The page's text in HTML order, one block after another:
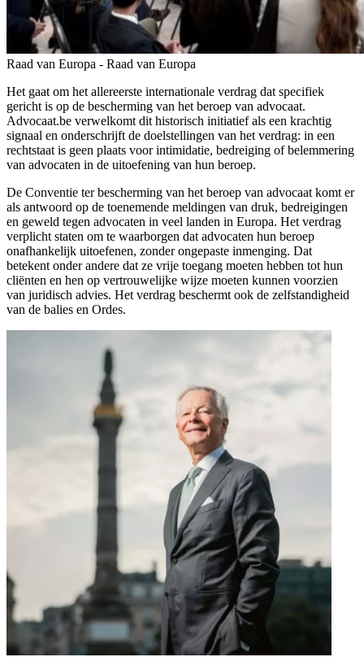
Raad van Europa - Raad van Europa
Het gaat om het allereerste internationale verdrag dat specifiek
gericht is op de bescherming van het beroep van advocaat.
Advocaat.be verwelkomt dit historisch initiatief als een krachtig
signaal en onderschrijft de doelstellingen van het verdrag: in een
rechtstaat is geen plaats voor intimidatie, bedreiging of belemmering
van advocaten in de uitoefening van hun beroep.
De Conventie ter bescherming van het beroep van advocaat komt er
als antwoord op de toenemende meldingen van druk, bedreigingen
en geweld tegen advocaten in veel landen in Europa. Het verdrag
verplicht staten om te waarborgen dat advocaten hun beroep
onafhankelijk uitoefenen, zonder ongepaste inmenging. Dat
betekent onder andere dat ze vrije toegang moeten hebben tot hun
cliënten en hen op vertrouwelijke wijze moeten kunnen voorzien
van juridisch advies. Het verdrag beschermt ook de zelfstandigheid
van de balies en Ordes.